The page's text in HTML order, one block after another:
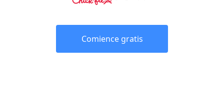
Comience gratis